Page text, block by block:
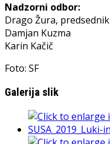
Nadzorni odbor:
Drago Žura, predsednik
Damjan Kuzma
Karin Kačič
Foto: SF
Galerija slik